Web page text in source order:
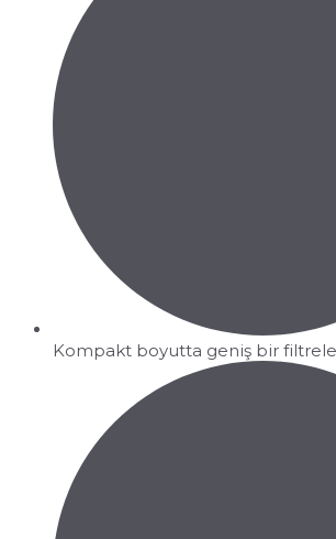
Kompakt boyutta geniş bir